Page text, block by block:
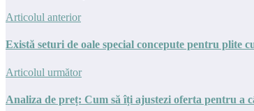
Articolul anterior
Există seturi de oale special concepute pentru plite
Articolul următor
Analiza de preț: Cum să îți ajustezi oferta pentru a